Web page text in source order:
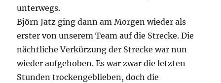
unterwegs.
Björn Jatz ging dann am Morgen wieder als
erster von unserem Team auf die Strecke. Die
nächtliche Verkürzung der Strecke war nun
wieder aufgehoben. Es war zwar die letzten
Stunden trockengeblieben, doch die